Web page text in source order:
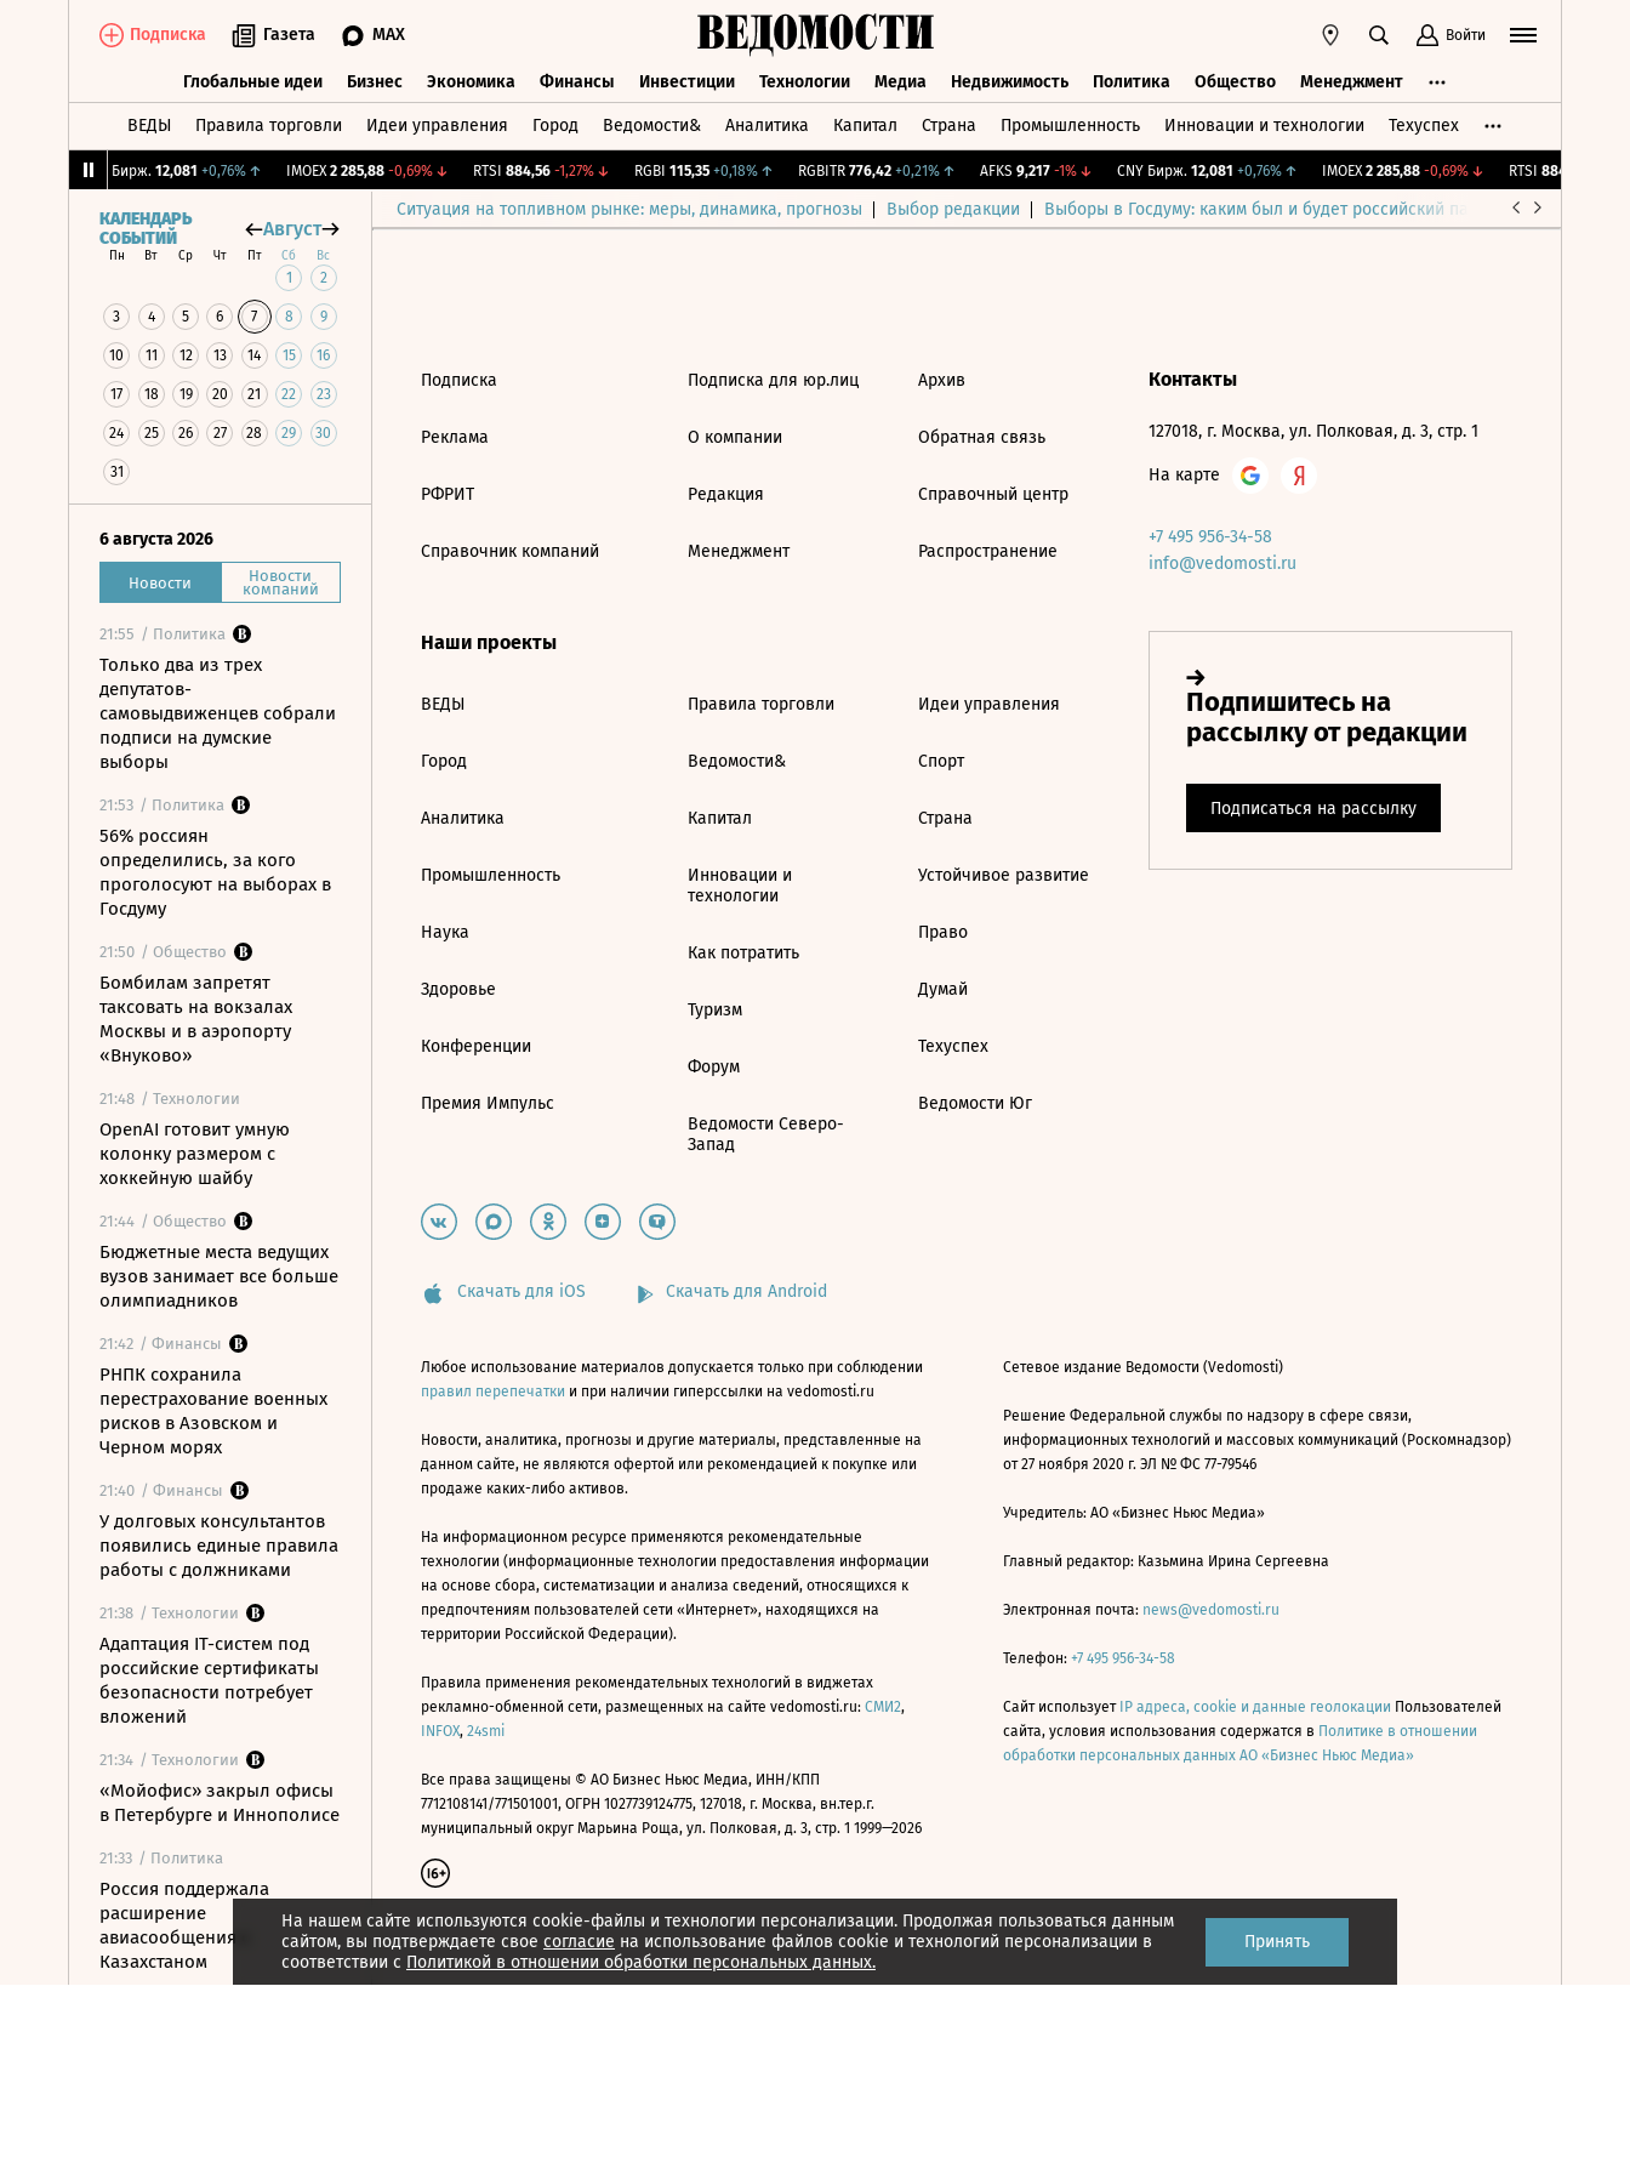
Подписка Газета MAX Войти
Глобальные идеи Бизнес Экономика Финансы Инвестиции Технологии Медиа Недвижимость Политика Общество Менеджмент
ВЕДЫ Правила торговли Идеи управления Город Ведомости& Аналитика Капитал Страна Промышленность Инновации и технологии Техуспех
CNY Бирж. 12,081 +0,76%↑ IMOEX 2 285,88 -0,69%↓ RTSI 884,56 -1,27%↓ RGBI 115,35 +0,18%↑ RGBITR 776,42 +0,21%↑ AFKS 9,217 -1%↓ CNY Бирж. 12,081 +0,76%↑ IMOEX 2 285,88 -0,69%↓ RTSI 884,56
Ситуация на топливном рынке: меры, динамика, прогнозы Выбор редакции Выборы в Госдуму: каким был и будет российский парламент
КАЛЕНДАРЬ
СОБЫТИЙ
Август
Пн Вт Ср Чт Пт Сб Вс
1 2
3 4 5 6 7 8 9
10 11 12 13 14 15 16
17 18 19 20 21 22 23
24 25 26 27 28 29 30
31
6 августа 2026
Новости Новости
компаний
21:55 / Политика
Только два из трех
депутатов-
самовыдвиженцев собрали
подписи на думские
выборы
21:53 / Политика
56% россиян
определились, за кого
проголосуют на выборах в
Госдуму
21:50 / Общество
Бомбилам запретят
таксовать на вокзалах
Москвы и в аэропорту
«Внуково»
21:48 / Технологии
OpenAI готовит умную
колонку размером с
хоккейную шайбу
21:44 / Общество
Бюджетные места ведущих
вузов занимает все больше
олимпиадников
21:42 / Финансы
РНПК сохранила
перестрахование военных
рисков в Азовском и
Черном морях
21:40 / Финансы
У долговых консультантов
появились единые правила
работы с должниками
21:38 / Технологии
Адаптация IT-систем под
российские сертификаты
безопасности потребует
вложений
21:34 / Технологии
«Мойофис» закрыл офисы
в Петербурге и Иннополисе
21:33 / Политика
Россия поддержала
расширение
авиасообщения с
Казахстаном
На нашем сайте используются cookie-файлы и технологии персонализации. Продолжая пользоваться данным
сайтом, вы подтверждаете свое согласие на использование файлов cookie и технологий персонализации в
соответствии с Политикой в отношении обработки персональных данных.
Принять
Подписка
Реклама
РФРИТ
Справочник компаний
Подписка для юр.лиц
О компании
Редакция
Менеджмент
Архив
Обратная связь
Справочный центр
Распространение
Наши проекты
ВЕДЫ
Город
Аналитика
Промышленность
Наука
Здоровье
Конференции
Премия Импульс
Правила торговли
Ведомости&
Капитал
Инновации и
технологии
Как потратить
Туризм
Форум
Ведомости Северо-
Запад
Идеи управления
Спорт
Страна
Устойчивое развитие
Право
Думай
Техуспех
Ведомости Юг
Контакты
127018, г. Москва, ул. Полковая, д. 3, стр. 1
На карте
+7 495 956-34-58
info@vedomosti.ru
Скачать для iOS Скачать для Android
Любое использование материалов допускается только при соблюдении
правил перепечатки и при наличии гиперссылки на vedomosti.ru
Новости, аналитика, прогнозы и другие материалы, представленные на
данном сайте, не являются офертой или рекомендацией к покупке или
продаже каких-либо активов.
На информационном ресурсе применяются рекомендательные
технологии (информационные технологии предоставления информации
на основе сбора, систематизации и анализа сведений, относящихся к
предпочтениям пользователей сети «Интернет», находящихся на
территории Российской Федерации).
Правила применения рекомендательных технологий в виджетах
рекламно-обменной сети, размещенных на сайте vedomosti.ru: СМИ2,
INFOX, 24smi
Все права защищены © АО Бизнес Ньюс Медиа, ИНН/КПП
7712108141/771501001, ОГРН 1027739124775, 127018, г. Москва, вн.тер.г.
муниципальный округ Марьина Роща, ул. Полковая, д. 3, стр. 1 1999—2026
Сетевое издание Ведомости (Vedomosti)
Решение Федеральной службы по надзору в сфере связи,
информационных технологий и массовых коммуникаций (Роскомнадзор)
от 27 ноября 2020 г. ЭЛ № ФС 77-79546
Учредитель: АО «Бизнес Ньюс Медиа»
Главный редактор: Казьмина Ирина Сергеевна
Электронная почта: news@vedomosti.ru
Телефон: +7 495 956-34-58
Сайт использует IP адреса, cookie и данные геолокации Пользователей
сайта, условия использования содержатся в Политике в отношении
обработки персональных данных АО «Бизнес Ньюс Медиа»